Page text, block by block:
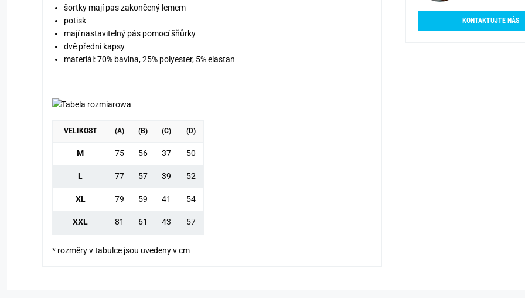
šortky mají pas zakončený lemem
potisk
mají nastavitelný pás pomocí šňůrky
dvě přední kapsy
materiál: 70% bavlna, 25% polyester, 5% elastan
VELIKOST (A) (B) (C) (D)
M 75 56 37 50
L 77 57 39 52
XL 79 59 41 54
XXL 81 61 43 57
* rozměry v tabulce jsou uvedeny v cm
KONTAKTUJTE NÁS